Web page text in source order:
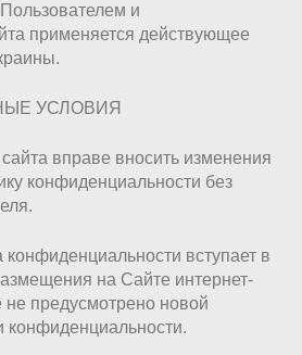
и
применяется действующее
УСЛОВИЯ
вправе вносить изменения
конфиденциальности без
вступает в
на Сайте интернет-
не предусмотрено новой
конфиденциальности.